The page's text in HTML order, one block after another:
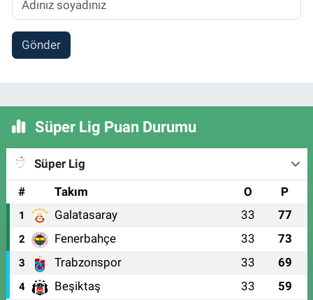
Gönder
Süper Lig Puan Durumu
Süper Lig
#
Takım O P
1 Galatasaray 33 77
2 Fenerbahçe 33 73
3 Trabzonspor 33 69
4 Beşiktaş 33 59